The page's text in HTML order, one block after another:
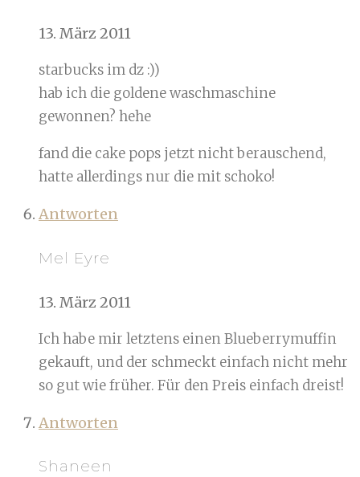
13. März 2011
starbucks im dz :))
hab ich die goldene waschmaschine
gewonnen? hehe
fand die cake pops jetzt nicht berauschend,
hatte allerdings nur die mit schoko!
Antworten
Mel Eyre
13. März 2011
Ich habe mir letztens einen Blueberrymuffin
gekauft, und der schmeckt einfach nicht mehr
so gut wie früher. Für den Preis einfach dreist!
Antworten
Shaneen